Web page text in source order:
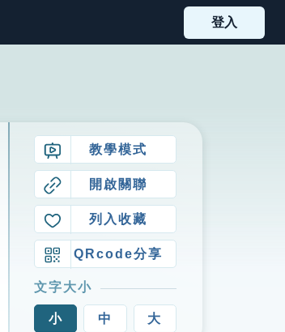
登入
教學模式
開啟關聯
列入收藏
QRcode分享
文字大小
小 中 大